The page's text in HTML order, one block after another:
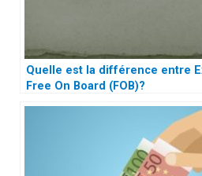
Quelle est la différence entre
Free On Board (FOB)?